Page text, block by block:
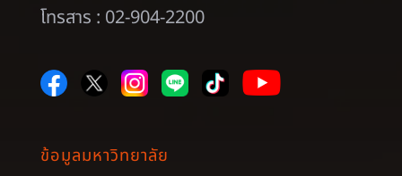
โทรสาร : 02-904-2200
ข้อมูลมหาวิทยาลัย